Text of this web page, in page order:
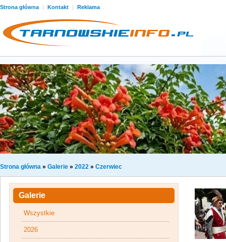
Strona główna | Kontakt | Reklama
Strona główna » Galerie » 2022 » Czerwiec
Galerie
Wszystkie
2026